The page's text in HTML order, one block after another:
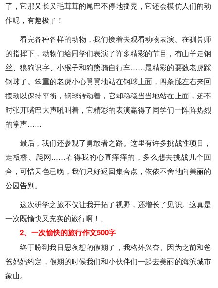
了，它那又长又毛茸茸的尾巴不停地摇晃，它还会模仿人们的动
作呢，有趣极了！
看完各种各样的动物，我们接着去观看动物表演。在驯兽师
的指挥下，动物们给同学们表演了许多精彩的节目，有山羊走钢
丝、狼狗识字、小猴子和狗熊骑自行车……最精彩的要数老虎踩
钢球了。笨重的老虎小心翼翼地站在钢球上面，四条腿左右来回
摆动以保持平衡，钢球转动着，它却稳稳当当地站在上面，还不
时张开嘴巴大声吼叫着，它精彩的表演赢得了同学们一阵阵热烈
的掌声……
最后，我们还参观了勇敢者之路。这里有许多挑战性项目，
走板桥、爬网……看得我的心直痒痒的，多么想去挑战几个回
合，可惜天色已晚，我们只好返回集合点，依依不舍地向美丽的
公园告别。
这次研学之旅不仅让我开拓了视野，还增长了见识。这真是
一次既愉快又充实的旅行啊！、
2、一次愉快的旅行作文500字
终于盼到我日思夜想的假期了，我格外兴奋。因为之前和爸
爸妈妈约定，假期的时候我们和小伙伴们一起去美丽的海滨城市
象山。